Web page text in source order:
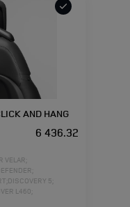
AND HANG
6 436.32
VELAR;
DISCOVERY 5;
L460;